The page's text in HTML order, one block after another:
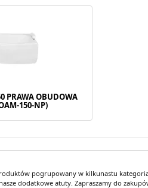
PRAWA OBUDOWA
150-NP)
pogrupowany w kilkunastu
dodatkowe atuty. Zapraszamy do